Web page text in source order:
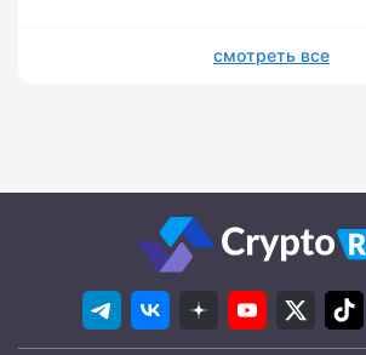
смотреть все